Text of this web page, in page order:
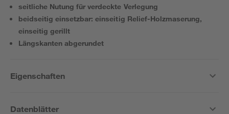
seitliche Nutung für verdeckte Verlegung
beidseitig einsetzbar: einseitig Relief-Holzmaserung,
einseitig gerillt
Längskanten abgerundet
Eigenschaften
Datenblätter